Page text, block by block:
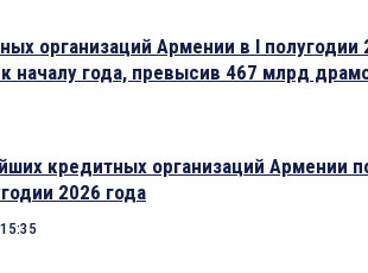
организаций Армении в I полугодии
началу года, превысив 467 млрд
кредитных организаций Армении
2026 года